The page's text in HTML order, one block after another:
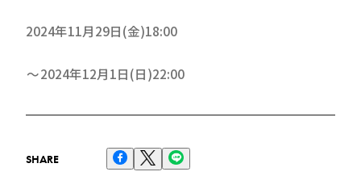
2024年11月29日(金)18:00
2024年12月1日(日)22:00
SHARE